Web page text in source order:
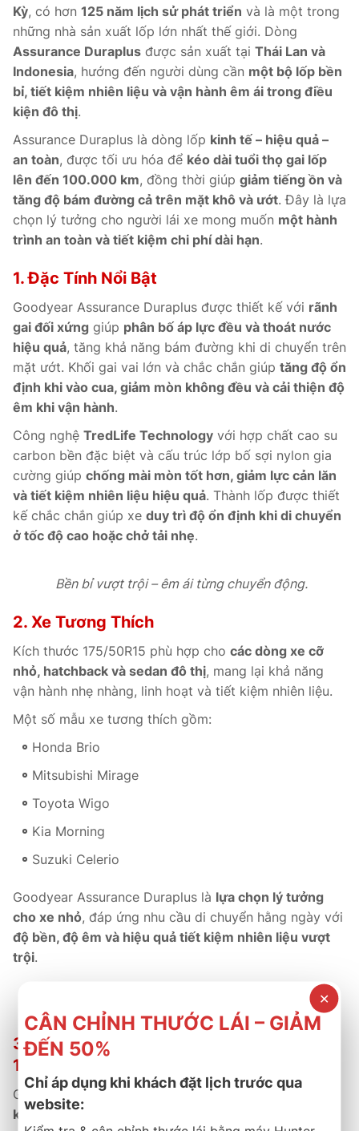
Kỳ, có hơn 125 năm lịch sử phát triển và là một trong
những nhà sản xuất lốp lớn nhất thế giới. Dòng
Assurance Duraplus được sản xuất tại Thái Lan và
Indonesia, hướng đến người dùng cần một bộ lốp bền
bỉ, tiết kiệm nhiên liệu và vận hành êm ái trong điều
kiện đô thị.
Assurance Duraplus là dòng lốp kinh tế – hiệu quả –
an toàn, được tối ưu hóa để kéo dài tuổi thọ gai lốp
lên đến 100.000 km, đồng thời giúp giảm tiếng ồn và
tăng độ bám đường cả trên mặt khô và ướt. Đây là lựa
chọn lý tưởng cho người lái xe mong muốn một hành
trình an toàn và tiết kiệm chi phí dài hạn.
1. Đặc Tính Nổi Bật
Goodyear Assurance Duraplus được thiết kế với rãnh
gai đối xứng giúp phân bố áp lực đều và thoát nước
hiệu quả, tăng khả năng bám đường khi di chuyển trên
mặt ướt. Khối gai vai lớn và chắc chắn giúp tăng độ ổn
định khi vào cua, giảm mòn không đều và cải thiện độ
êm khi vận hành.
Công nghệ TredLife Technology với hợp chất cao su
carbon bền đặc biệt và cấu trúc lớp bố sợi nylon gia
cường giúp chống mài mòn tốt hơn, giảm lực cản lăn
và tiết kiệm nhiên liệu hiệu quả. Thành lốp được thiết
kế chắc chắn giúp xe duy trì độ ổn định khi di chuyển
ở tốc độ cao hoặc chở tải nhẹ.
Bền bỉ vượt trội – êm ái từng chuyển động.
2. Xe Tương Thích
Kích thước 175/50R15 phù hợp cho các dòng xe cỡ
nhỏ, hatchback và sedan đô thị, mang lại khả năng
vận hành nhẹ nhàng, linh hoạt và tiết kiệm nhiên liệu.
Một số mẫu xe tương thích gồm:
Honda Brio
Mitsubishi Mirage
Toyota Wigo
Kia Morning
Suzuki Celerio
Goodyear Assurance Duraplus là lựa chọn lý tưởng
cho xe nhỏ, đáp ứng nhu cầu di chuyển hằng ngày với
độ bền, độ êm và hiệu quả tiết kiệm nhiên liệu vượt
trội.
3. Lý Do Nên Chọn LỐP GOODYEAR
175/50R15 ASSURANCE DURAPLUS
Goodyear Assurance Duraplus là dòng lốp
được thiết
kế cho độ bền và hiệu suất sử dụng dài lâu
✕
CÂN CHỈNH THƯỚC LÁI – GIẢM
ĐẾN 50%
Chỉ áp dụng khi khách đặt lịch trước qua
website: